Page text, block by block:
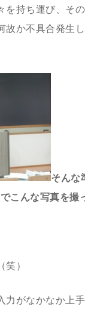
を持ち運び、そ
故か不具合発生
そんな
こんな写真を撮
笑）
力がなかなか上